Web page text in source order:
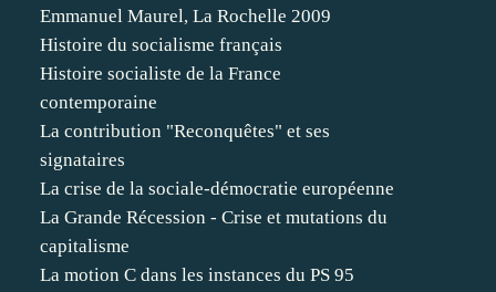
Emmanuel Maurel, La Rochelle 2009
Histoire du socialisme français
Histoire socialiste de la France
contemporaine
La contribution "Reconquêtes" et ses
signataires
La crise de la sociale-démocratie européenne
La Grande Récession - Crise et mutations du
capitalisme
La motion C dans les instances du PS 95